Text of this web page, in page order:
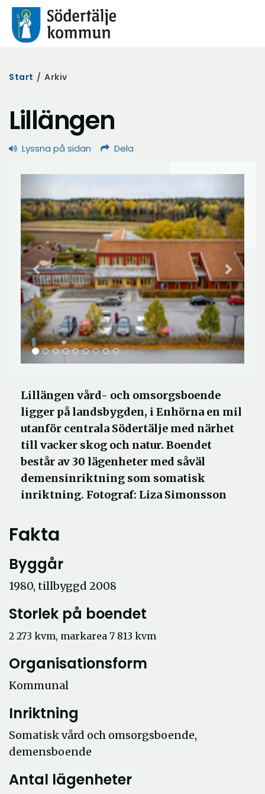
Start / Arkiv
Lillängen
Lyssna på sidan Dela
Lillängen vård- och omsorgsboende
ligger på landsbygden, i Enhörna en mil
utanför centrala Södertälje med närhet
till vacker skog och natur. Boendet
består av 30 lägenheter med såväl
demensinriktning som somatisk
inriktning. Fotograf: Liza Simonsson
Fakta
Byggår
1980, tillbyggd 2008
Storlek på boendet
2 273 kvm, markarea 7 813 kvm
Organisationsform
Kommunal
Inriktning
Somatisk vård och omsorgsboende,
demensboende
Antal lägenheter